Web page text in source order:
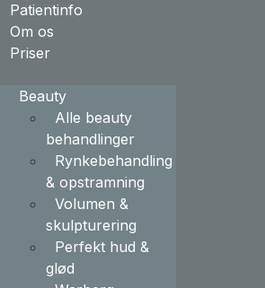
Patientinfo
Om os
Priser
Beauty
Alle beauty
behandlinger
Rynkebehandling
& opstramning
Volumen &
skulpturering
Perfekt hud &
glød